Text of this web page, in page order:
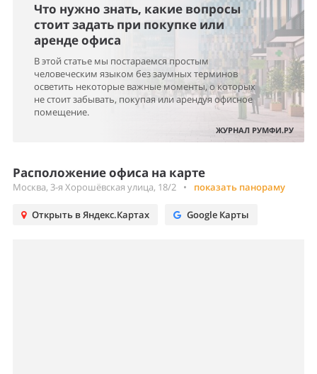
Что нужно знать, какие вопросы
стоит задать при покупке или
аренде офиса
В этой статье мы постараемся простым
человеческим языком без заумных терминов
осветить некоторые важные моменты, о которых
не стоит забывать, покупая или арендуя офисное
помещение.
ЖУРНАЛ РУМФИ.РУ
Расположение офиса на карте
Москва, 3-я Хорошёвская улица, 18/2 • показать панораму
Открыть в Яндекс.Картах Google Карты